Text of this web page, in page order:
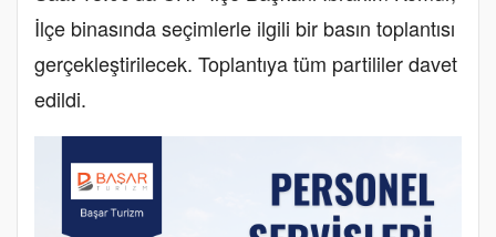
İlçe binasında seçimlerle ilgili bir basın toplantısı
gerçekleştirilecek. Toplantıya tüm partililer davet
edildi.